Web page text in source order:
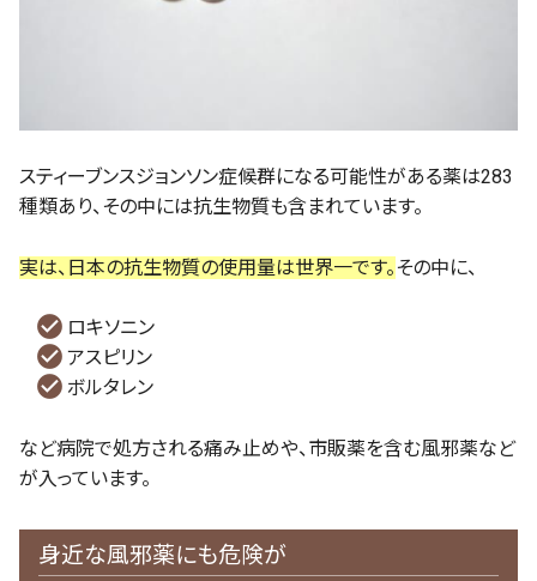
スティーブンスジョンソン症候群になる可能性がある薬は283
種類あり、その中には抗生物質も含まれています。
実は、日本の抗生物質の使用量は世界一です。その中に、
ロキソニン
アスピリン
ボルタレン
など病院で処方される痛み止めや、市販薬を含む風邪薬など
が入っています。
身近な風邪薬にも危険が